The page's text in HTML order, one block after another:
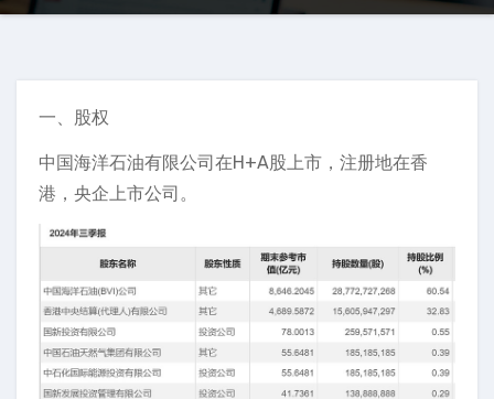
一、股权
中国海洋石油有限公司在H+A股上市，注册地在香
港，央企上市公司。